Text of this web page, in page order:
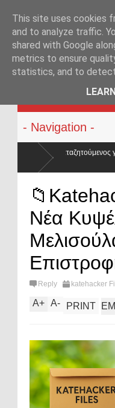
τις δολοφονίες Σκαφτούρου,
Νέα
Reply katehacker
A+ A- PRINT
This site uses cookies
and to analyze traffic.
shared with Google
metrics to ensure
statistics, and to detect